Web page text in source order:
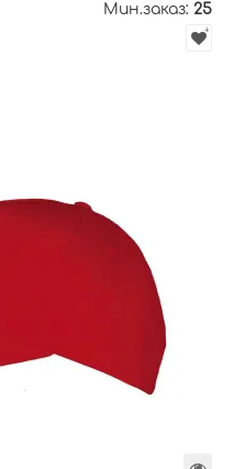
Мин.заказ: 25